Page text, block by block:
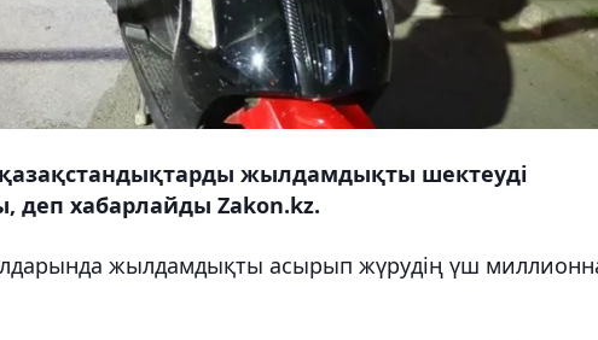
қазақстандықтарды жылдамдықты шектеуді
деп хабарлайды Zakon.kz.
жылдамдықты асырып жүрудің үш